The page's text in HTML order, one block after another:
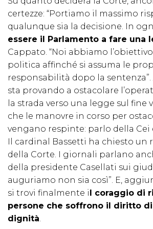
certezze: “Portiamo il massimo
qualunque sia la decisione. In
essere il Parlamento a fare una
Cappato. “Noi abbiamo
politica affinché si assuma le
responsabilità dopo la sentenza”.
sta provando a ostacolare
la strada verso una legge sul fine
che le manovre in corso per
vengano respinte: parlo della
Il cardinal Bassetti ha chiesto un
della Corte. I giornali parlano
della presidente Casellati sui
auguriamo non sia così”. E,
si trovi finalmente i
l coraggio di
persone che soffrono il diritto
dignità.